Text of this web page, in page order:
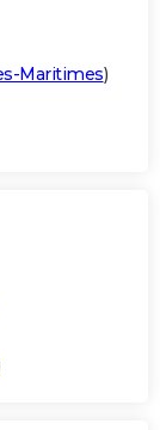
Maritimes)